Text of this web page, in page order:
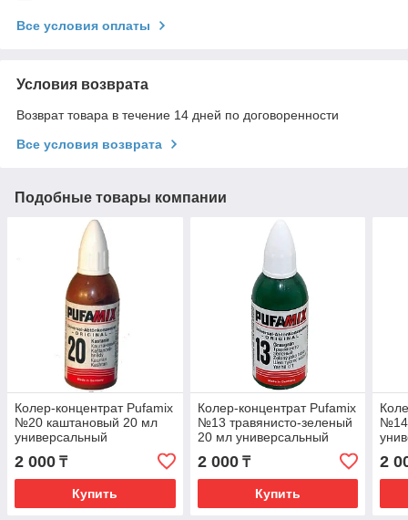
Все условия оплаты
Условия возврата
Возврат товара в течение 14 дней по договоренности
Все условия возврата
Подобные товары компании
Колер-концентрат Pufamix
№20 каштановый 20 мл
универсальный
2 000 ₸
Купить
Колер-концентрат Pufamix
№13 травянисто-зеленый
20 мл универсальный
2 000₸
Купить
№14
2